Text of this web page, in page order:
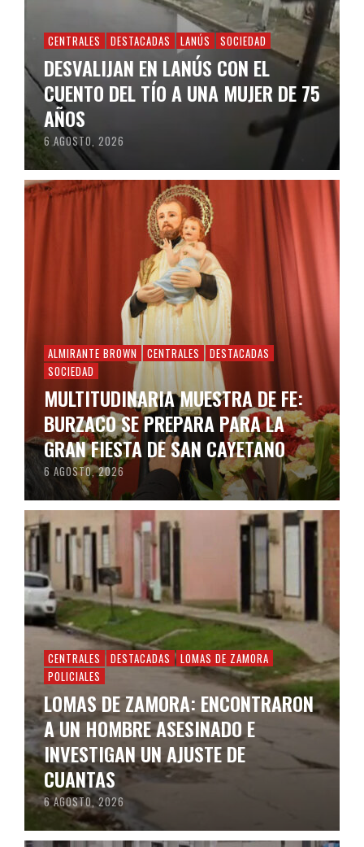
CENTRALES DESTACADAS LANÚS SOCIEDAD
DESVALIJAN EN LANÚS CON EL
CUENTO DEL TÍO A UNA MUJER DE 75
AÑOS
6 AGOSTO, 2026
ALMIRANTE BROWN CENTRALES
DESTACADAS
SOCIEDAD
MULTITUDINARIA MUESTRA DE FE:
BURZACO SE PREPARA PARA LA
GRAN FIESTA DE SAN CAYETANO
6 AGOSTO, 2026
CENTRALES DESTACADAS
LOMAS DE ZAMORA
POLICIALES
LOMAS DE ZAMORA: ENCONTRARON
A UN HOMBRE ASESINADO E
INVESTIGAN UN AJUSTE DE
CUANTAS
6 AGOSTO, 2026